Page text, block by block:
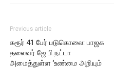
Previous article
கரூர் 41 பேர் படுகொலை: பாஜக
தலைவர் ஜே.பி.நட்டா
அமைத்துள்ள ‘உண்மை அறியும்